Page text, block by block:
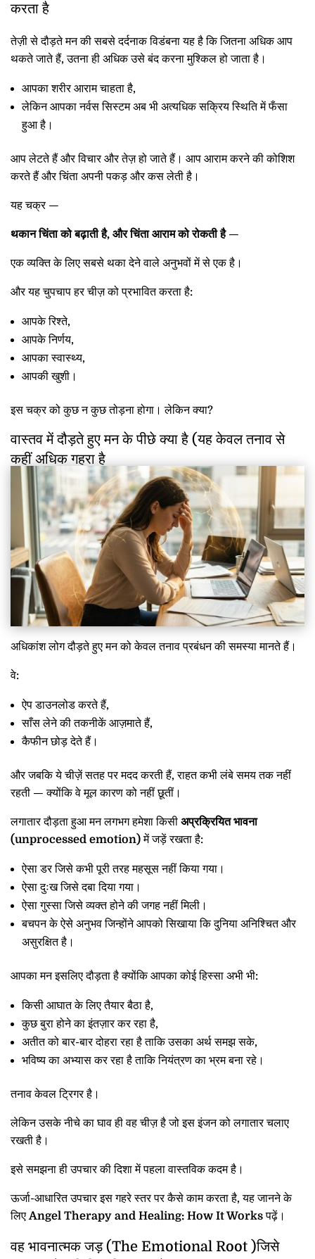
करता है
तेज़ी से दौड़ते मन की सबसे दर्दनाक विडंबना यह है कि जितना अधिक आप
थकते जाते हैं, उतना ही अधिक उसे बंद करना मुश्किल हो जाता है।
आपका शरीर आराम चाहता है,
लेकिन आपका नर्वस सिस्टम अब भी अत्यधिक सक्रिय स्थिति में फँसा
हुआ है।
आप लेटते हैं और विचार और तेज़ हो जाते हैं। आप आराम करने की कोशिश
करते हैं और चिंता अपनी पकड़ और कस लेती है।
यह चक्र —
थकान चिंता को बढ़ाती है, और चिंता आराम को रोकती है—
एक व्यक्ति के लिए सबसे थका देने वाले अनुभवों में से एक है।
और यह चुपचाप हर चीज़ को प्रभावित करता है:
आपके रिश्ते,
आपके निर्णय,
आपका स्वास्थ्य,
आपकी खुशी।
इस चक्र को कुछ न कुछ तोड़ना होगा। लेकिन क्या?
वास्तव में दौड़ते हुए मन के पीछे क्या है (यह केवल तनाव से
कहीं अधिक गहरा है
अधिकांश लोग दौड़ते हुए मन को केवल तनाव प्रबंधन की समस्या मानते हैं।
वे:
ऐप डाउनलोड करते हैं,
साँस लेने की तकनीकें आज़माते हैं,
कैफीन छोड़ देते हैं।
और जबकि ये चीज़ें सतह पर मदद करती हैं, राहत कभी लंबे समय तक नहीं
रहती — क्योंकि वे मूल कारण को नहीं छूतीं।
लगातार दौड़ता हुआ मन लगभग हमेशा किसी अप्रक्रियित भावना
(unprocessed emotion)में जड़ें रखता है:
ऐसा डर जिसे कभी पूरी तरह महसूस नहीं किया गया।
ऐसा दुःख जिसे दबा दिया गया।
ऐसा गुस्सा जिसे व्यक्त होने की जगह नहीं मिली।
बचपन के ऐसे अनुभव जिन्होंने आपको सिखाया कि दुनिया अनिश्चित और
असुरक्षित है।
आपका मन इसलिए दौड़ता है क्योंकि आपका कोई हिस्सा अभी भी:
किसी आघात के लिए तैयार बैठा है,
कुछ बुरा होने का इंतज़ार कर रहा है,
अतीत को बार-बार दोहरा रहा है ताकि उसका अर्थ समझ सके,
भविष्य का अभ्यास कर रहा है ताकि नियंत्रण का भ्रम बना रहे।
तनाव केवल ट्रिगर है।
लेकिन उसके नीचे का घाव ही वह चीज़ है जो इस इंजन को लगातार चलाए
रखती है।
इसे समझना ही उपचार की दिशा में पहला वास्तविक कदम है।
ऊर्जा-आधारित उपचार इस गहरे स्तर पर कैसे काम करता है, यह जानने के
लिएAngel Therapy and Healing: How It Worksपढ़ें।
वह भावनात्मक जड़ (The Emotional Root )जिसे